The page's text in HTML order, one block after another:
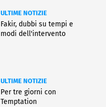
ULTIME NOTIZIE
Fakir, dubbi su tempi e
modi dell'intervento
ULTIME NOTIZIE
Per tre giorni con
Temptation